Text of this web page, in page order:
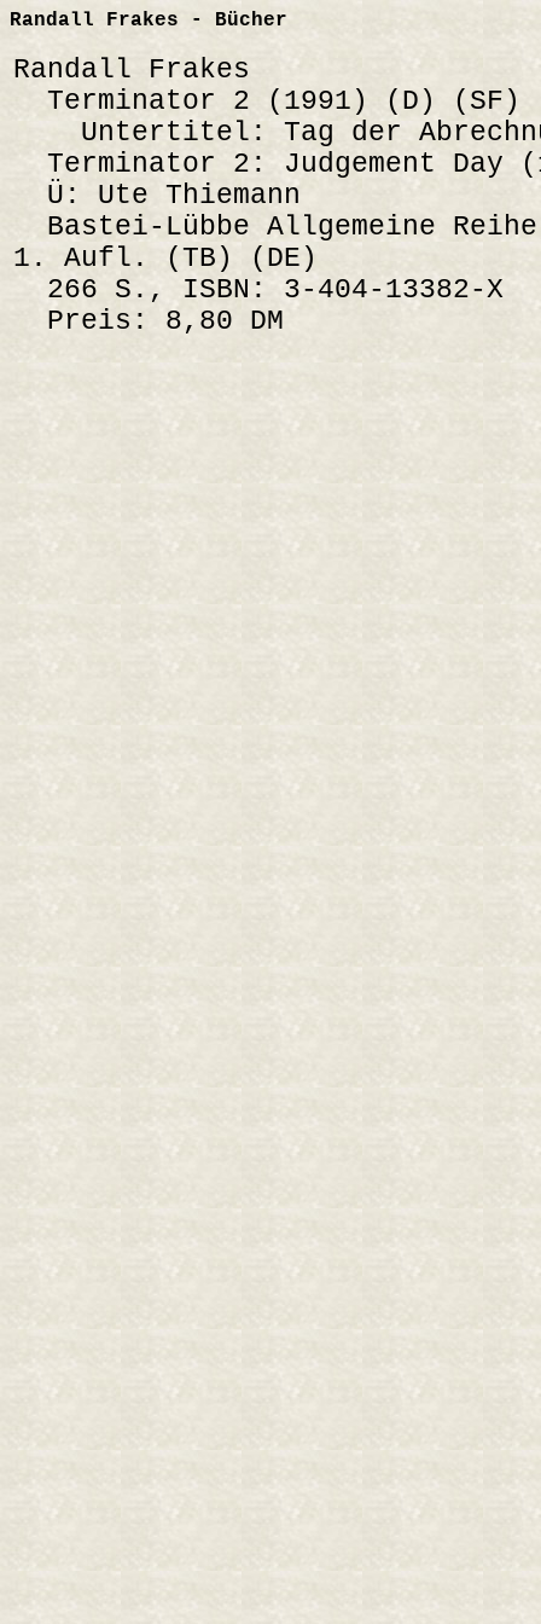
Randall Frakes - Bücher
Randall Frakes
Terminator 2 (1991) (D) (SF)
Untertitel: Tag der
Terminator 2: Judgement Day
Ü: Ute Thiemann
Bastei-Lübbe Allgemeine
1. Aufl. (TB) (DE)
266 S., ISBN: 3-404-13382-X
Preis: 8,80 DM